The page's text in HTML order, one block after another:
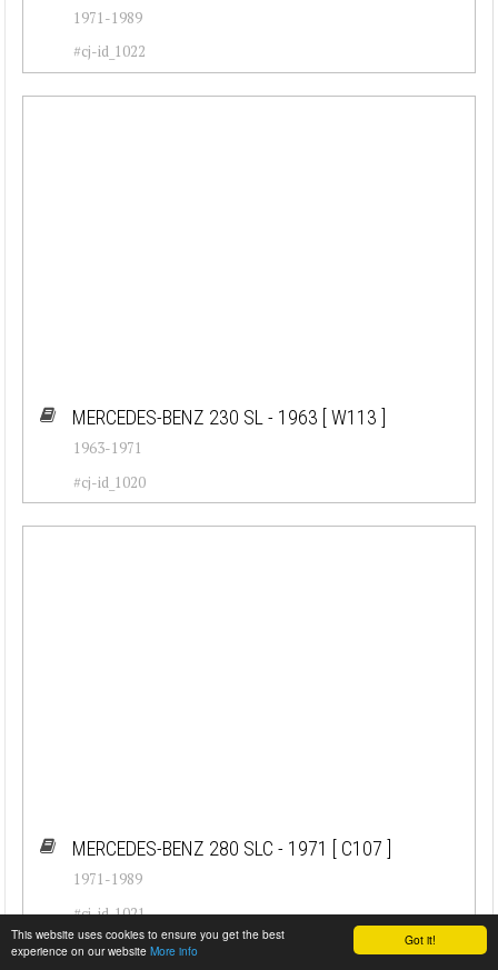
Got it!
This website uses cookies to ensure you get the best
experience on our website More info
1971-1989
#cj-id_1022
MERCEDES-BENZ 230 SL - 1963 [ W113 ]
1963-1971
#cj-id_1020
MERCEDES-BENZ 280 SLC - 1971 [ C107 ]
1971-1989
#cj-id_1021